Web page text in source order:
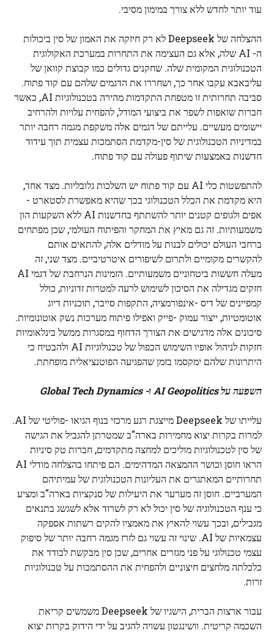
עוד יותר לחדש ללא צורך במימון מסיבי.
ההצלחה של Deepseek לא רק חיזקה את האמון של סין ביכולות
ה- AI שלה, אלא גם העצימה את התחרות במערכת האקולוגית
הטכנולוגית המקומית שלה. שחקנים גדולים כמו קבוצת קוואן של
עליבאבא עקבו אחר כך, ושחררו את הדגמים שלהם עם קוד פתוח.
סביבה תחרותית זו מטפחת התקדמות מהירה בטכנולוגיות AI, כאשר
חברות שואפות לשפר את ביצועי המודל, להפחית עלויות ולהרחיב
יישומים מעשיים. עלייתם של דגמים אלה משקפת מגמה רחבה יותר
במדיניות הטכנולוגית של סין-מקדמת הסתמכות עצמית תוך עידוד
חדשנות באמצעות שיתוף פעולה עם קוד פתוח.
להתפשטות כלי AI עם קוד פתוח יש השלכות גלובליות. מצד אחד,
היא מקדמת את הכלל הטכנולוגי בכך שהיא מאפשרת לסטארט -
אפים ולגופים קטנים יותר להשתתף בחדשנות AI ללא השקעות הון
משמעותיות. זה גם מאיץ את המחקר והפיתוח העולמי, שכן מפתחים
ברחבי העולם יכולים לבנות על מודלים אלה, להתאים אותם
להקשרים מקומיים ולתרום לשיפורים איטרטיביים. מצד שני, זה
מעלה חששות ביטחוניים משמעותיים. הזמינות הנרחבת של דגמי AI
חזקים מגדילה את הסיכון לשימוש לרעה למטרות זדוניות, כולל
קמפיינים של דיס -אינפורמציה, התקפות סייבר, תוכניות דיוג
אוטומטיות, ייצור עמוק -פייק ואפילו פיתוח מערכות נשק אוטונומיות.
סיכונים אלה מדגישים את הצורך הדחוף במסגרות ממשל בינלאומיות
חזקות לניהול אופיו השימוש הכפול של טכנולוגיות AI ולהבטיח כי
היתרונות שלהם ימקסמו בזמן שהפגיעה הפוטנציאלית מופחתת.
השפעה על AI Geopolitics ו- Global Tech Dynamics
עלייתו של Deepseek מייצגת רגע מרכזי בנוף הגיאו -פוליטי של AI.
למרות בקרות יצוא מחמירות בארה"ב שמטרתן להגביל את הגישה
של סין לטכנולוגיות מוליכים למחצה מתקדמים, חברות טק סיניות
הראו חוסן וכושר ההמצאה המדהימים. הם פיתחו בהצלחה מודלי AI
תחרותיים המאתגרים את העליונות הטכנולוגית של עמיתיהם
המערביים. חוסן זה מערער את היעילות של סנקציות בארה"ב ומציע
כי ענף הטכנולוגיה של סין יכול לא רק לשרוד אלא לשגשג בתנאים
מגבילים, ובכך עשוי להאיץ את מאמציו להקים רשתות אספקה ​​
עצמאיות של AI. שינוי זה עשוי גם לזרז מגמה רחבה יותר של סיפוק
עצמי טכנולוגי על פני מגזרים אחרים, שכן סין מבקשת לבודד את
כלכלתה מלחצים חיצוניים ולהפחית את ההסתמכות על טכנולוגיות
זרות.
עבור ארצות הברית, הישגיו של Deepseek משמשים קריאת
השכמה קריטית. וושינגטון עשויה להגיב על ידי הידוק בקרות יצוא